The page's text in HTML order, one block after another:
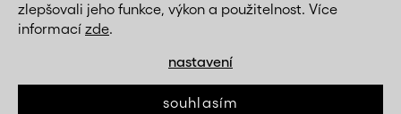
zlepšovali jeho funkce, výkon a použitelnost. Více
informací zde.
nastavení
souhlasím
vikio.cz. Všechna práva vyhrazena.